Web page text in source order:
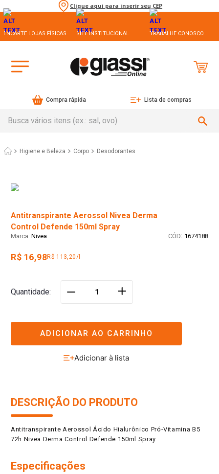
Clique aqui para inserir seu CEP
ENCARTE LOJAS FÍSICAS SITE INSTITUCIONAL TRABALHE CONOSCO
Compra rápida Lista de compras
Higiene e Beleza Corpo Desodorantes
Antitranspirante Aerossol Nivea Derma
Control Defende 150ml Spray
Nivea : 1674188
R$ 16,98R$ 113,20/l
Quantidade ＋
ADICIONAR AO CARRINHO
DESCRIÇÃO DO PRODUTO
Antitranspirante Aerossol Ácido Hialurônico Pró-Vitamina B5
72h Nivea Derma Control Defende 150ml Spray
Especificações